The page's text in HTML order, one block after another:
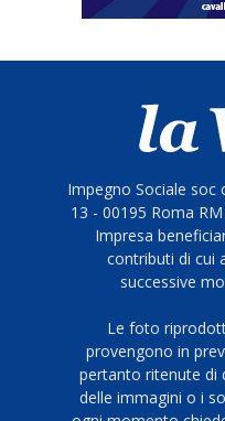
Impegno Sociale soc
13 - 00195 Roma
Impresa
contributi di cui
successive
Le foto
provengono in
pertanto ritenute di
delle immagini o i